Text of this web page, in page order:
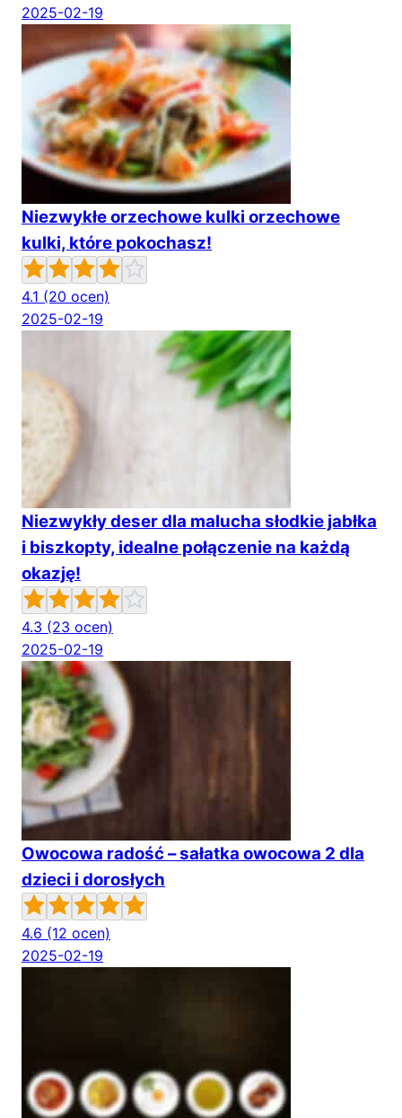
2025-02-19
Niezwykłe orzechowe kulki orzechowe
kulki, które pokochasz!
4.1 (20 ocen)
2025-02-19
Niezwykły deser dla malucha słodkie jabłka
i biszkopty, idealne połączenie na każdą
okazję!
4.3 (23 ocen)
2025-02-19
Owocowa radość – sałatka owocowa 2 dla
dzieci i dorosłych
4.6 (12 ocen)
2025-02-19